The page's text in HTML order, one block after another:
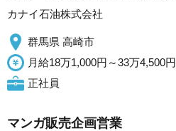
カナイ石油株式会社
群馬県 高崎市
月給18万1,000円～33万4,500円
正社員
マンガ販売企画営業